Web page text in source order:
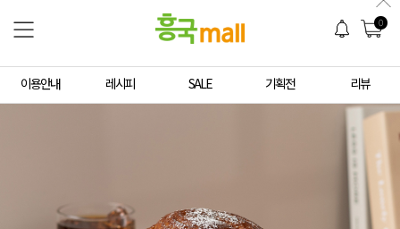
0
이용안내 레시피 SALE 기획전 리뷰